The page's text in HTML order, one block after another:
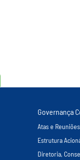
Governança
Atas e Reuniões
Estrutura
Diretoria,